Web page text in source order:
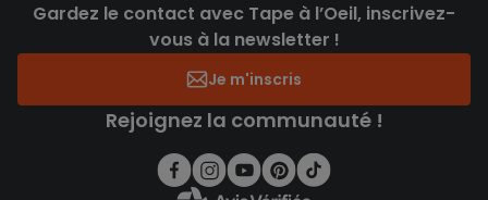
Gardez le contact avec Tape à l’Oeil, inscrivez-
vous à la newsletter !
Je m'inscris
Rejoignez la communauté !